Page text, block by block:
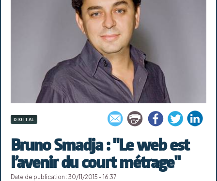
DIGITAL
Bruno Smadja : "Le web est
l’avenir du court métrage"
Date de publication : 30/11/2015 - 16:37